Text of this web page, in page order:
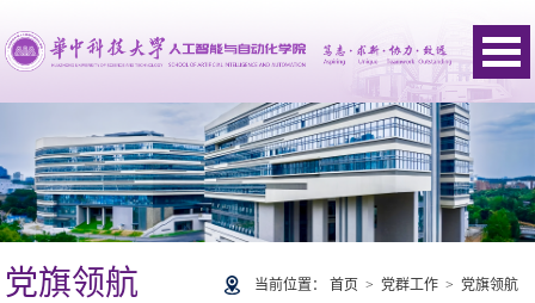
党旗领航 当前位置： 首页> 党群工作> 党旗领航